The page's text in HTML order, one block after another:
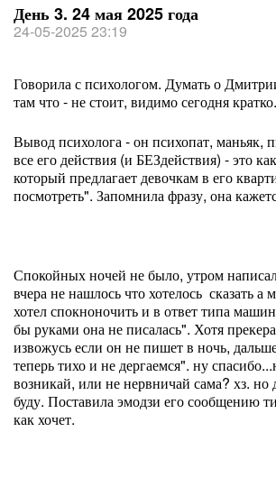
День 3. 24 мая 2025 года
24-05-2025 23:19
Говорила с психологом. Думать о
там что - не стоит, видимо сегодня кратко.
Вывод психолога - он психопат, маньяк,
все его действия (и БЕЗдействия) - это
который предлагает девочкам в его
посмотреть". Запомнила фразу, она
Спокойных ночей не было, утром
вчера не нашлось что хотелось сказать а
хотел спокноночить и в ответ типа
бы руками она не писалась". Хотя
извожусь если он не пишет в ночь,
теперь тихо и не дергаемся". ну
возникай, или не нервничай сама? хз. но
буду. Поставила эмодзи его сообщению
как хочет.